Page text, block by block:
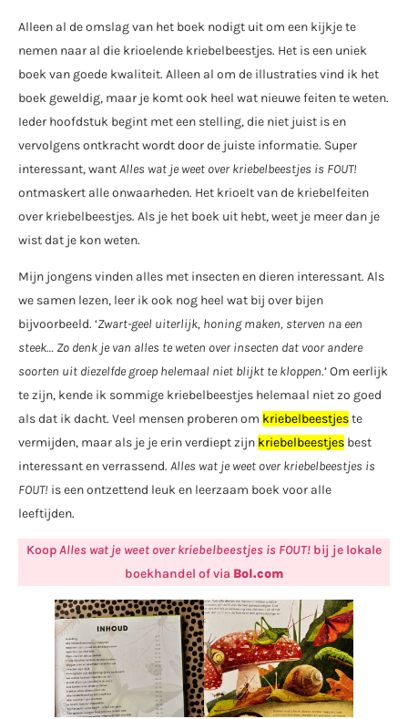
Alleen al de omslag van het boek nodigt uit om een kijkje te
nemen naar al die krioelende kriebelbeestjes. Het is een uniek
boek van goede kwaliteit. Alleen al om de illustraties vind ik het
boek geweldig, maar je komt ook heel wat nieuwe feiten te weten.
Ieder hoofdstuk begint met een stelling, die niet juist is en
vervolgens ontkracht wordt door de juiste informatie. Super
interessant, wantAlles wat je weet over kriebelbeestjes is FOUT!
ontmaskert alle onwaarheden. Het krioelt van de kriebelfeiten
over kriebelbeestjes. Als je het boek uit hebt, weet je meer dan je
wist dat je kon weten.
Mijn jongens vinden alles met insecten en dieren interessant. Als
we samen lezen, leer ik ook nog heel wat bij over bijen
bijvoorbeeld. ‘Zwart-geel uiterlijk, honing maken, sterven na een
steek… Zo denk je van alles te weten over insecten dat voor andere
soorten uit diezelfde groep helemaal niet blijkt te kloppen.’ Om eerlijk
te zijn, kende ik sommige kriebelbeestjes helemaal niet zo goed
als dat ik dacht. Veel mensen proberen om kriebelbeestjeste
vermijden, maar als je je erin verdiept zijn kriebelbeestjes best
interessant en verrassend. Alles wat je weet over kriebelbeestjes is
FOUT! is een ontzettend leuk en leerzaam boek voor alle
leeftijden.
KoopAlles wat je weet over kriebelbeestjes is FOUT! bij je lokale
boekhandel of via Bol.com